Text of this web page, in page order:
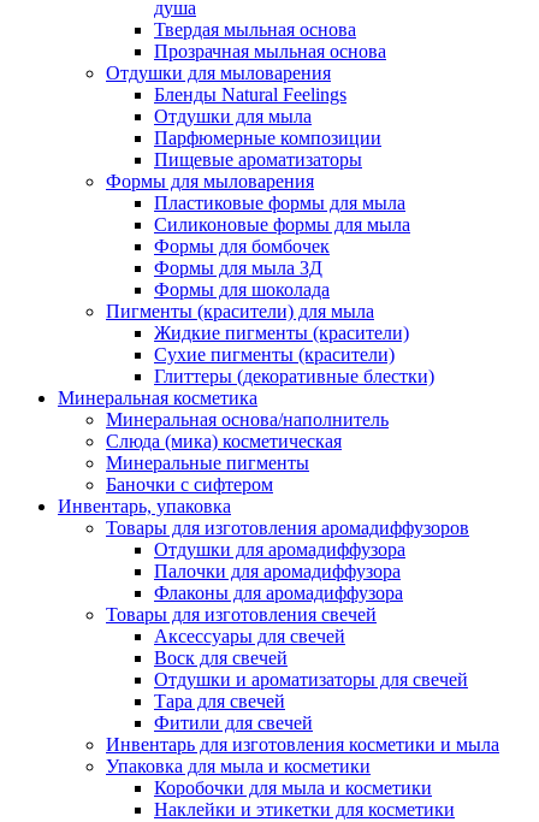
душа
Твердая мыльная основа
Прозрачная мыльная основа
Отдушки для мыловарения
Бленды Natural Feelings
Отдушки для мыла
Парфюмерные композиции
Пищевые ароматизаторы
Формы для мыловарения
Пластиковые формы для мыла
Силиконовые формы для мыла
Формы для бомбочек
Формы для мыла 3Д
Формы для шоколада
Пигменты (красители) для мыла
Жидкие пигменты (красители)
Сухие пигменты (красители)
Глиттеры (декоративные блестки)
Минеральная косметика
Минеральная основа/наполнитель
Слюда (мика) косметическая
Минеральные пигменты
Баночки с сифтером
Инвентарь, упаковка
Товары для изготовления аромадиффузоров
Отдушки для аромадиффузора
Палочки для аромадиффузора
Флаконы для аромадиффузора
Товары для изготовления свечей
Аксессуары для свечей
Воск для свечей
Отдушки и ароматизаторы для свечей
Тара для свечей
Фитили для свечей
Инвентарь для изготовления косметики и мыла
Упаковка для мыла и косметики
Коробочки для мыла и косметики
Наклейки и этикетки для косметики